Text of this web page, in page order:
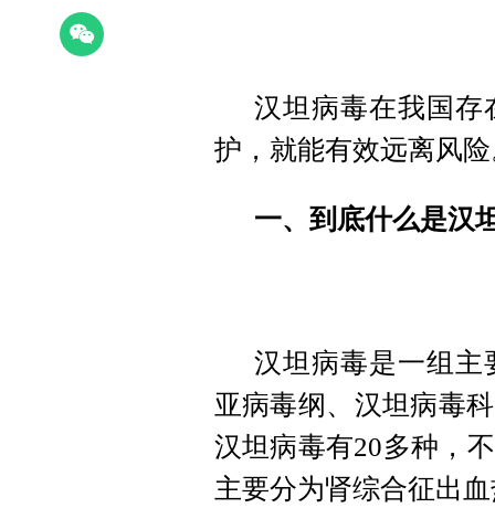
汉坦病毒在我国存
护，就能有效远离风
一、到底什么是汉
汉坦病毒是一组主
亚病毒纲、汉坦病毒
汉坦病毒有20多种，
主要分为肾综合征出